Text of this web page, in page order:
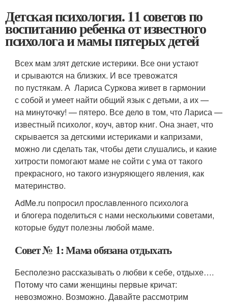
Детская психология. 11 советов по
воспитанию ребенка от известного
психолога и мамы пятерых детей
Всех мам злят детские истерики. Все они устают
и срываются на близких. И все тревожатся
по пустякам. А Лариса Суркова живет в гармонии
с собой и умеет найти общий язык с детьми, а их —
на минуточку! — пятеро. Все дело в том, что Лариса —
известный психолог, коуч, автор книг. Она знает, что
скрывается за детскими истериками и капризами,
можно ли сделать так, чтобы дети слушались, и какие
хитрости помогают маме не сойти с ума от такого
прекрасного, но такого изнуряющего явления, как
материнство.
AdMe.ru попросил прославленного психолога
и блогера поделиться с нами несколькими советами,
которые будут полезны любой маме.
Совет № 1: Мама обязана отдыхать
Бесполезно рассказывать о любви к себе, отдыхе….
Потому что сами женщины первые кричат:
невозможно. Возможно. Давайте рассмотрим